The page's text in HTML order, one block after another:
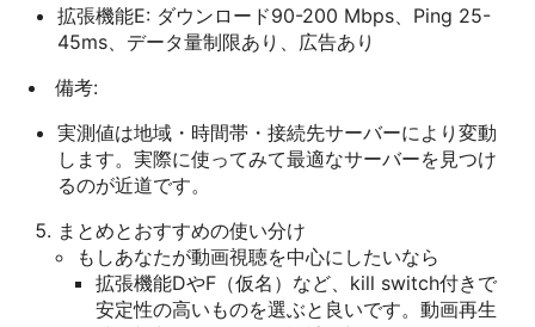
拡張機能E: ダウンロード90-200 Mbps、Ping 25-
45ms、データ量制限あり、広告あり
備考:
実測値は地域・時間帯・接続先サーバーにより変動
します。実際に使ってみて最適なサーバーを見つけ
るのが近道です。
まとめとおすすめの使い分け
もしあなたが動画視聴を中心にしたいなら
拡張機能DやF（仮名）など、kill switch付きで
安定性の高いものを選ぶと良いです。動画再生